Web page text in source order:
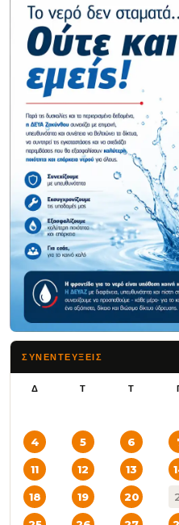
ΣΥΝΕΝΤΕΥΞΕΙΣ
Δ Τ Τ
4 5 6
11 12 13
18 19 20